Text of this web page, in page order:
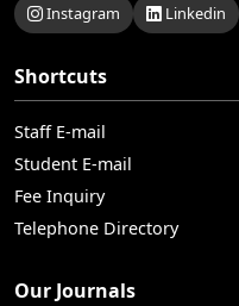
Instagram Linkedin
Shortcuts
Staff E-mail
Student E-mail
Fee Inquiry
Telephone Directory
Our Journals